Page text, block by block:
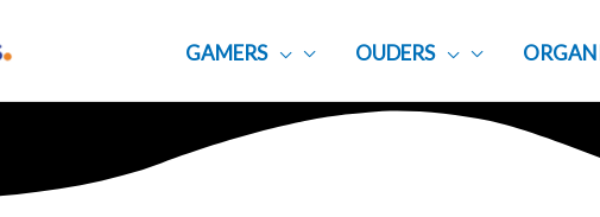
GAMERS OUDERS